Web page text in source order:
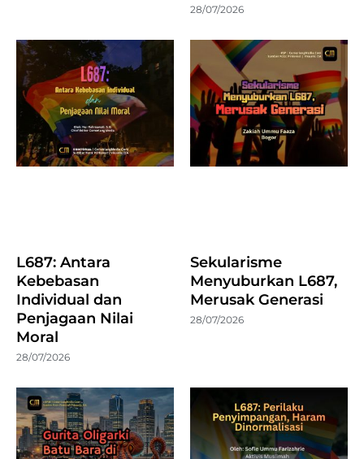
28/07/2026
L687: Antara
Kebebasan
Individual dan
Penjagaan Nilai
Moral
28/07/2026
Sekularisme
Menyuburkan L687,
Merusak Generasi
28/07/2026